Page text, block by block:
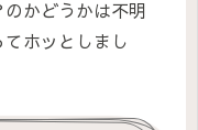
かどうかは不明
ホッとしまし